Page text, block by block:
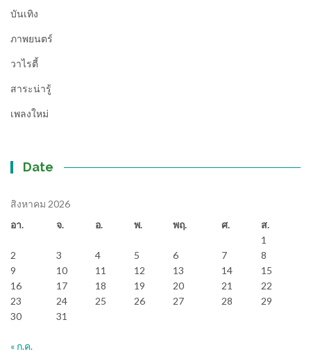
บันเทิง
ภาพยนตร์
วาไรตี้
สาระน่ารู้
เพลงใหม่
Date
สิงหาคม 2026
อา.
จ. อ. พ. พฤ. ศ.
ส.
1
2
3 4 5 6 7
8
9
10 11 12 13 14
15
16
17 18 19 20 21
22
23
24 25 26 27 28
29
30
31
« ก.ค.